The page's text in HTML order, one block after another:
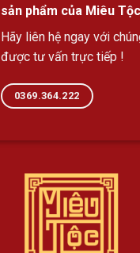
sản phẩm của Miêu
Hãy liên hệ ngay với
được tư vấn trực tiếp !
0369.364.222